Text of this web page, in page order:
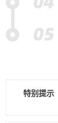
特别提示